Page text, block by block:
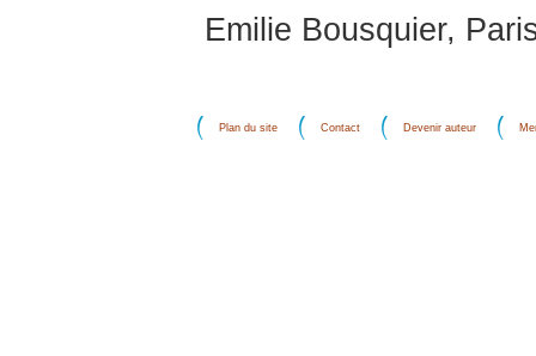
Emilie Bousquier,
Plan du site Contact Devenir auteur